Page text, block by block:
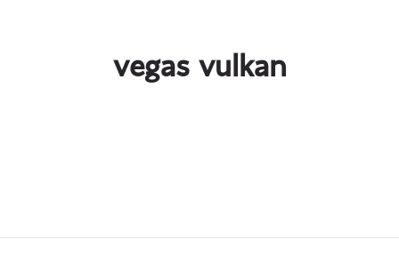
vegas vulkan